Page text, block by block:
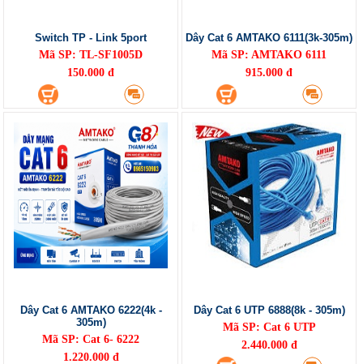
Switch TP - Link 5port
Mã SP: TL-SF1005D
150.000 đ
Dây Cat 6 AMTAKO 6111(3k-305m)
Mã SP: AMTAKO 6111
915.000 đ
Dây Cat 6 AMTAKO 6222(4k -
305m)
Mã SP: Cat 6- 6222
1.220.000 đ
Dây Cat 6 UTP 6888(8k - 305m)
Mã SP: Cat 6 UTP
2.440.000 đ